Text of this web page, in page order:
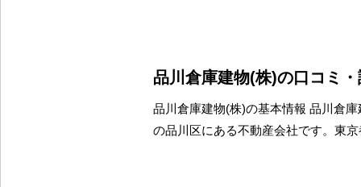
品川倉庫建物(株)の口コミ
品川倉庫建物(株)の基本情報 品川倉
の品川区にある不動産会社です。東